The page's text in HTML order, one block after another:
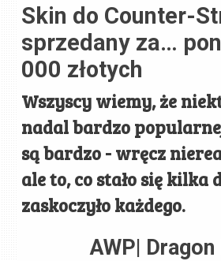
Skin do Counter-
sprzedany za…
000 złotych
Wszyscy wiemy, że
nadal bardzo
są bardzo - wręcz
ale to, co stało się kilka
zaskoczyło każdego.
AWP|